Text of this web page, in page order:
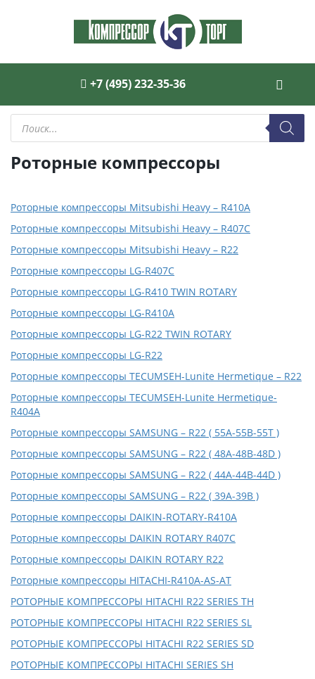
+7 (495) 232-35-36
Поиск
товаров
Роторные компрессоры
Роторные компрессоры Mitsubishi Heavy – R410A
Роторные компрессоры Mitsubishi Heavy – R407С
Роторные компрессоры Mitsubishi Heavy – R22
Роторные компрессоры LG-R407С
Роторные компрессоры LG-R410 TWIN ROTARY
Роторные компрессоры LG-R410A
Роторные компрессоры LG-R22 TWIN ROTARY
Роторные компрессоры LG-R22
Роторные компрессоры TECUMSEH-Lunite Hermetique – R22
Роторные компрессоры TECUMSEH-Lunite Hermetique-
R404A
Роторные компрессоры SAMSUNG – R22 ( 55A-55B-55T )
Роторные компрессоры SAMSUNG – R22 ( 48A-48B-48D )
Роторные компрессоры SAMSUNG – R22 ( 44A-44B-44D )
Роторные компрессоры SAMSUNG – R22 ( 39A-39B )
Роторные компрессоры DAIKIN-ROTARY-R410A
Роторные компрессоры DAIKIN ROTARY R407C
Роторные компрессоры DAIKIN ROTARY R22
Роторные компрессоры HITACHI-R410A-AS-AT
РОТОРНЫЕ КОМПРЕССОРЫ HITACHI R22 SERIES TH
РОТОРНЫЕ КОМПРЕССОРЫ HITACHI R22 SERIES SL
РОТОРНЫЕ КОМПРЕССОРЫ HITACHI R22 SERIES SD
РОТОРНЫЕ КОМПРЕССОРЫ HITACHI SERIES SH